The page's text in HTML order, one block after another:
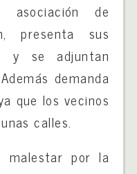
asociación de
presenta sus
y se adjuntan
demanda
que los vecinos
calles.
malestar por la